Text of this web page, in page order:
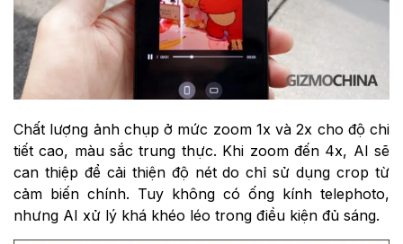
Chất lượng ảnh chụp ở mức zoom 1x và 2x cho độ chi
tiết cao, màu sắc trung thực. Khi zoom đến 4x, AI sẽ
can thiệp để cải thiện độ nét do chỉ sử dụng crop từ
cảm biến chính. Tuy không có ống kính telephoto,
nhưng AI xử lý khá khéo léo trong điều kiện đủ sáng.